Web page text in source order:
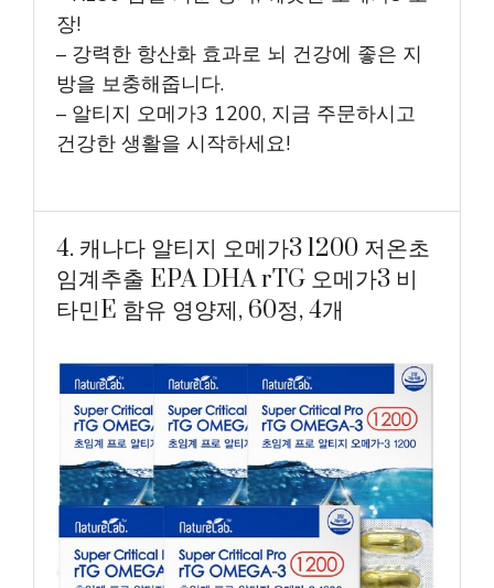
장!
– 강력한 항산화 효과로 뇌 건강에 좋은 지
방을 보충해줍니다.
– 알티지 오메가3 1200, 지금 주문하시고
건강한 생활을 시작하세요!
4. 캐나다 알티지 오메가3 1200 저온초
임계추출 EPA DHA rTG 오메가3 비
타민E 함유 영양제, 60정, 4개